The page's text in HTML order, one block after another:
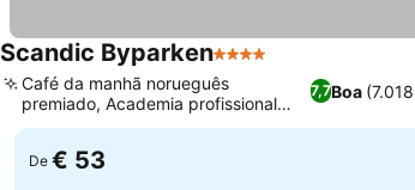
Scandic Byparken4 Estrelas
7,7Boa
Café da manhã norueguês
premiado, Academia profissional
externa
De € 53